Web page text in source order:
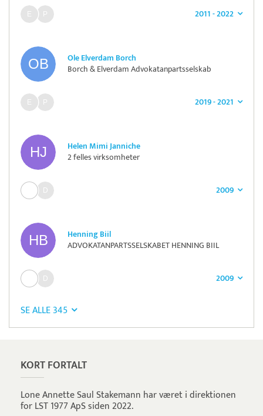
2011 - 2022
Ole Elverdam Borch
Borch & Elverdam Advokatanpartsselskab
2019 - 2021
Helen Mimi Janniche
2 felles virksomheter
2009
Henning Biil
ADVOKATANPARTSSELSKABET HENNING BIIL
2009
SE ALLE 345
KORT FORTALT
Lone Annette Saul Stakemann har været i direktionen
for LST 1977 ApS siden 2022.